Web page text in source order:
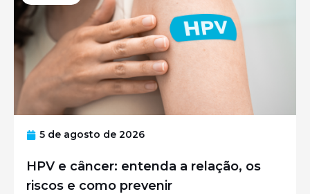
5 de agosto de 2026
HPV e câncer: entenda a relação, os
riscos e como prevenir